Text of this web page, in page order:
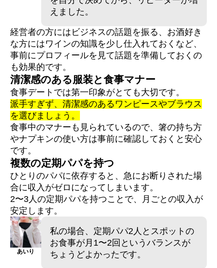
えました。
経営者の方にはビジネスの話題を振る、お酒好き
な方にはワインの知識を少し仕入れておくなど、
事前にプロフィールを見て話題を準備しておくの
も効果的です。
清潔感のある服装と食事マナー
食事デートでは第一印象がとても大切です。
派手すぎず、清潔感のあるワンピースやブラウス
を選びましょう。
食事中のマナーも見られているので、箸の持ち方
やナプキンの使い方は事前に確認しておくと安心
です。
複数の定期パパを持つ
ひとりのパパに依存すると、急にお断りされた場
合に収入がゼロになってしまいます。
2〜3人の定期パパを持つことで、月ごとの収入が
安定します。
あいり
私の場合、定期パパ2人とスポットの
お食事が月1〜2回というバランスが
ちょうどよかったです。